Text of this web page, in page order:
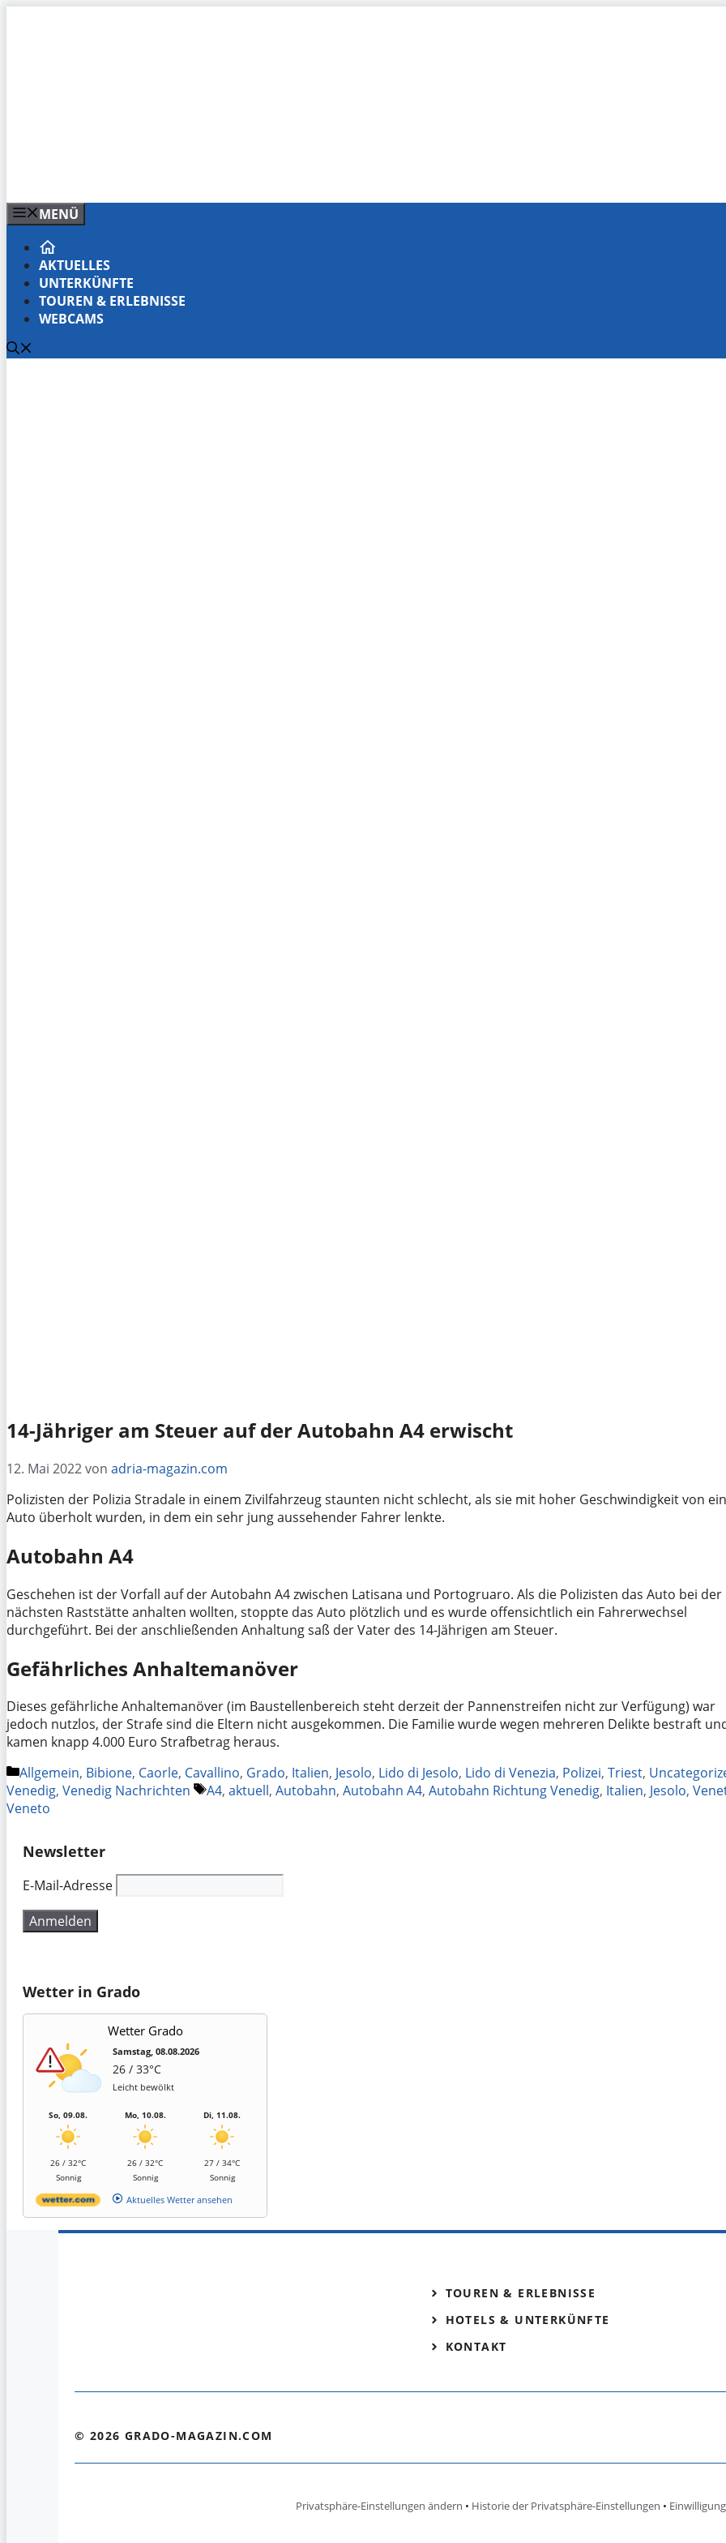
MENÜ
AKTUELLES
UNTERKÜNFTE
TOUREN & ERLEBNISSE
WEBCAMS
14-Jähriger am Steuer auf der Autobahn A4 erwischt
12. Mai 2022von adria-magazin.com
Polizisten der Polizia Stradale in einem Zivilfahrzeug staunten nicht schlecht, als sie mit hoher Geschwindigkeit von
Auto überholt wurden, in dem ein sehr jung aussehender Fahrer lenkte.
Autobahn A4
Geschehen ist der Vorfall auf der Autobahn A4 zwischen Latisana und Portogruaro. Als die Polizisten das Auto bei der
nächsten Raststätte anhalten wollten, stoppte das Auto plötzlich und es wurde offensichtlich ein Fahrerwechsel
durchgeführt. Bei der anschließenden Anhaltung saß der Vater des 14-Jährigen am Steuer.
Gefährliches Anhaltemanöver
Dieses gefährliche Anhaltemanöver (im Baustellenbereich steht derzeit der Pannenstreifen nicht zur Verfügung) war
jedoch nutzlos, der Strafe sind die Eltern nicht ausgekommen. Die Familie wurde wegen mehreren Delikte bestraft
kamen knapp 4.000 Euro Strafbetrag heraus.
Kategorien
Allgemein, Bibione, Caorle, Cavallino, Grado, Italien, Jesolo, Lido di Jesolo, Lido di Venezia, Polizei, Triest,
Venedig, Venedig Nachrichten Schlagwörter
A4, aktuell, Autobahn, Autobahn A4, Autobahn Richtung Venedig, Italien, Jesolo,
Veneto
Newsletter
E-Mail-Adresse
Wetter in Grado
Wetter Grado
Samstag, 08.08.2026
26 / 33°C
Leicht bewölkt
So, 09.08.
26 / 32°C
Sonnig
Mo, 10.08.
26 / 32°C
Sonnig
Di, 11.08.
27 / 34°C
Sonnig
Aktuelles Wetter ansehen
TOUREN & ERLEBNISSE
HOTELS & UNTERKÜNFTE
KONTAKT
© 2026 GRADO-MAGAZIN.COM
Privatsphäre-Einstellungen ändern • Historie der Privatsphäre-Einstellungen •